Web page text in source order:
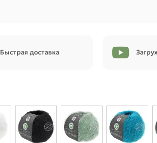
Быстрая доставка